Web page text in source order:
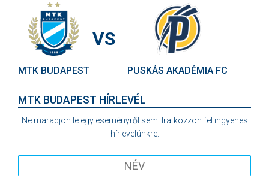
MTK BUDAPEST
VS
PUSKÁS AKADÉMIA FC
MTK BUDAPEST HÍRLEVÉL
Ne maradjon le egy eseményről sem! Iratkozzon fel ingyenes
hírlevelünkre: